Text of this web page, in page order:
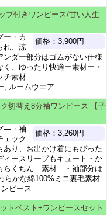
プ付きワンピース/甘い人生
価格：3,900円
ー・カ
れ、涼
ンダー部分はゴムがない仕様
、ゆったり快適ー素材ー・
チ素材
, ルームウエア
切替え8分袖ワンピース 【子
価格：3,260円
―・袖
ェック
り、お出かけ着にもぴった
ィースリーブもキュート・か
らくちん―素材―・袖部分は
らかな綿100%ミニ裏毛素材
ピース
トベスト+ワンピースセット